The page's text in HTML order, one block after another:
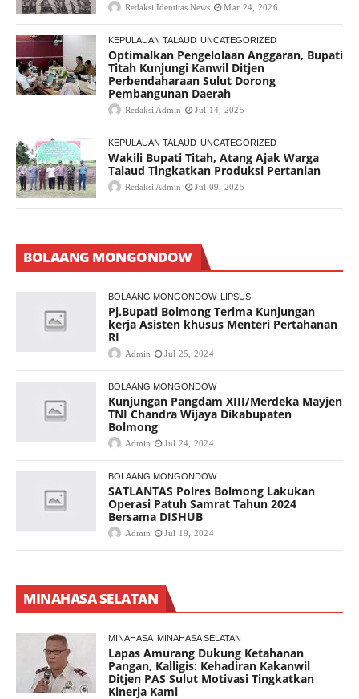
Redaksi Identitas News Mar 24, 2026
KEPULAUAN TALAUD UNCATEGORIZED
Optimalkan Pengelolaan Anggaran, Bupati
Titah Kunjungi Kanwil Ditjen
Perbendaharaan Sulut Dorong
Pembangunan Daerah
Redaksi Admin Jul 14, 2025
KEPULAUAN TALAUD UNCATEGORIZED
Wakili Bupati Titah, Atang Ajak Warga
Talaud Tingkatkan Produksi Pertanian
Redaksi Admin Jul 09, 2025
BOLAANG MONGONDOW
BOLAANG MONGONDOW LIPSUS
Pj.Bupati Bolmong Terima Kunjungan
kerja Asisten khusus Menteri Pertahanan
RI
Admin Jul 25, 2024
BOLAANG MONGONDOW
Kunjungan Pangdam XIII/Merdeka Mayjen
TNI Chandra Wijaya Dikabupaten
Bolmong
Admin Jul 24, 2024
BOLAANG MONGONDOW
SATLANTAS Polres Bolmong Lakukan
Operasi Patuh Samrat Tahun 2024
Bersama DISHUB
Admin Jul 19, 2024
MINAHASA SELATAN
MINAHASA MINAHASA SELATAN
Lapas Amurang Dukung Ketahanan
Pangan, Kalligis: Kehadiran Kakanwil
Ditjen PAS Sulut Motivasi Tingkatkan
Kinerja Kami